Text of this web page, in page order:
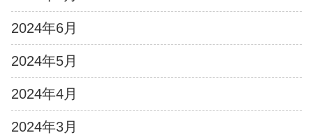
2024年6月
2024年5月
2024年4月
2024年3月